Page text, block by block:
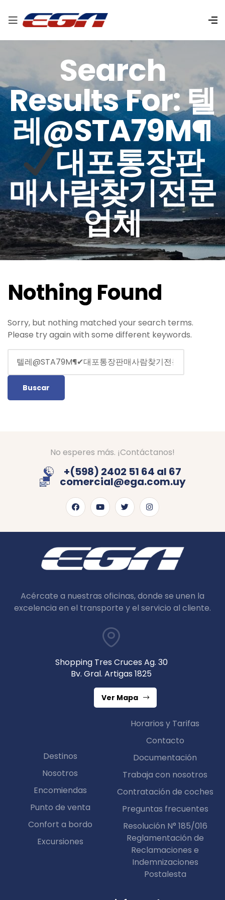
Search
Results For: 텔
레@STA79M¶
대포통장판
매사람찾기전문
업체
Nothing Found
Sorry, but nothing matched your search terms.
Please try again with some different keywords.
No esperes más. ¡Contáctanos!
+(598) 2402 51 64 al 67
comercial@ega.com.uy
Acércate a nuestras oficinas, donde se unen la
excelencia en el transporte y el servicio al cliente.
Shopping Tres Cruces Ag. 30
Bv. Gral. Artigas 1825
Ver Mapa
Destinos
Nosotros
Encomiendas
Punto de venta
Confort a bordo
Excursiones
Horarios y Tarifas
Contacto
Documentación
Trabaja con nosotros
Contratación de coches
Preguntas frecuentes
Resolución N° 185/016
Reglamentación de
Reclamaciones e
Indemnizaciones
Postalesta